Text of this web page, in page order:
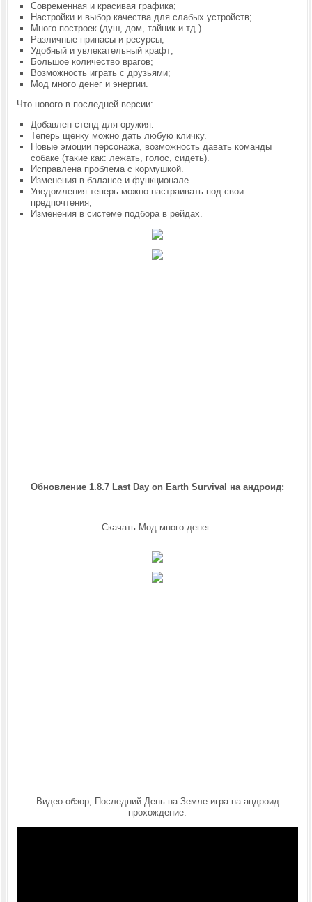
Современная и красивая графика;
Настройки и выбор качества для слабых устройств;
Много построек (душ, дом, тайник и тд.)
Различные припасы и ресурсы;
Удобный и увлекательный крафт;
Большое количество врагов;
Возможность играть с друзьями;
Мод много денег и энергии.
Что нового в последней версии:
Добавлен стенд для оружия.
Теперь щенку можно дать любую кличку.
Новые эмоции персонажа, возможность давать команды
собаке (такие как: лежать, голос, сидеть).
Исправлена проблема с кормушкой.
Изменения в балансе и функционале.
Уведомления теперь можно настраивать под свои
предпочтения;
Изменения в системе подбора в рейдах.
Обновление 1.8.7 Last Day on Earth Survival на андроид:
Скачать Мод много денег:
Видео-обзор, Последний День на Земле игра на андроид
прохождение: